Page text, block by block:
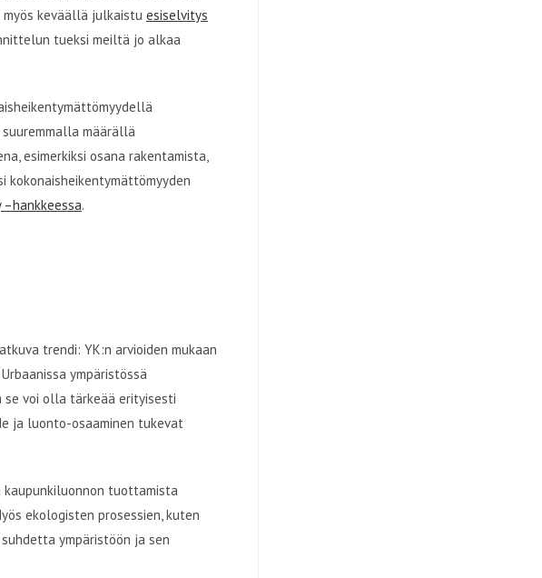
myös keväällä julkaistu esiselvitys
tueksi meiltä jo alkaa
määrällä
esimerkiksi osana rakentamista,
kokonaisheikentymättömyyden
–hankkeessa.
trendi: YK:n arvioiden mukaan
ympäristössä
se voi olla tärkeää erityisesti
ja luonto-osaaminen tukevat
kaupunkiluonnon tuottamista
ekologisten prosessien, kuten
ympäristöön ja sen